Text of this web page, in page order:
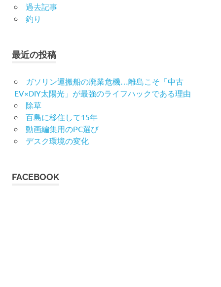
過去記事
釣り
最近の投稿
ガソリン運搬船の廃業危機…離島こそ「中古
EV×DIY太陽光」が最強のライフハックである理由
除草
百島に移住して15年
動画編集用のPC選び
デスク環境の変化
FACEBOOK